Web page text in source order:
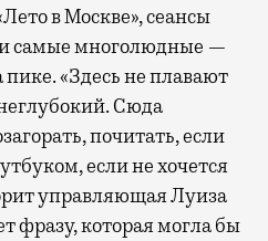
в Москве», сеансы
и самые многолюдные —
«Здесь не плавают
Сюда
почитать, если
если не хочется
управляющая Луиза
фразу, которая могла бы